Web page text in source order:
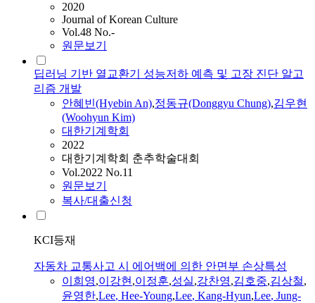
2020
Journal of Korean Culture
Vol.48 No.-
원문보기
딥러닝 기반 열교환기 성능저하 예측 및 고장 진단 알고
리즘 개발
안혜빈(Hyebin An),정동규(Donggyu Chung),김우현
(Woohyun Kim)
대한기계학회
2022
대한기계학회 춘추학술대회
Vol.2022 No.11
원문보기
복사/대출신청
KCI등재
자동차 교통사고 시 에어백에 의한 안면부 손상특성
이희영,이강현,이정훈,성실,강찬영,김호중,김상철,
윤영한,Lee, Hee-Young,Lee, Kang-Hyun,Lee, Jung-